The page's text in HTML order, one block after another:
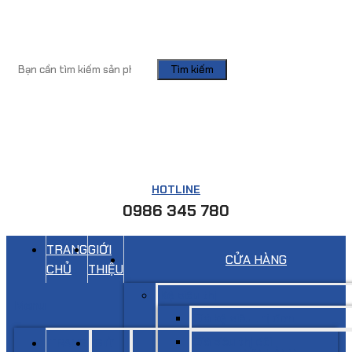
Tìm kiếm
HOTLINE
0986 345 780
TRANG
CHỦ
GIỚI
THIỆU
CỬA HÀNG
TRANG